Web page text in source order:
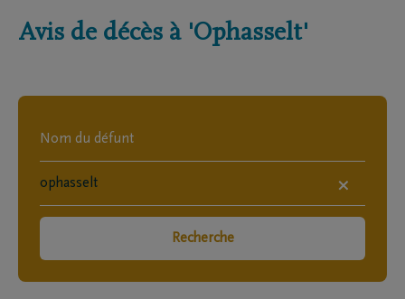
Avis de décès à 'Ophasselt'
×
Recherche